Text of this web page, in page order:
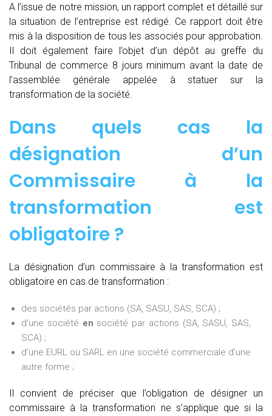
A l’issue de notre mission, un rapport complet et détaillé sur
la situation de l’entreprise est rédigé. Ce rapport doit être
mis à la disposition de tous les associés pour approbation.
Il doit également faire l’objet d’un dépôt au greffe du
Tribunal de commerce 8 jours minimum avant la date de
l’assemblée générale appelée à statuer sur la
transformation de la société.
Dans quels cas la
désignation d’un
Commissaire à la
transformation est
obligatoire ?
La désignation d’un commissaire à la transformation est
obligatoire en cas de transformation :
des sociétés par actions (SA, SASU, SAS, SCA) ;
d’une société en société par actions (SA, SASU, SAS,
SCA) ;
d’une EURL ou SARL en une société commerciale d’une
autre forme ;
Il convient de préciser que l’obligation de désigner un
commissaire à la transformation ne s’applique que si la